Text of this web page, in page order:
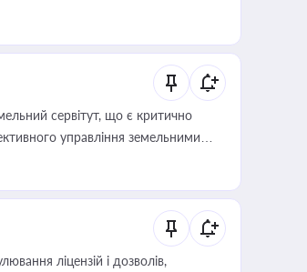
сервітут, що є критично
управління земельними
ліцензій і дозволів,